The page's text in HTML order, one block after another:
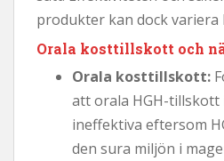
produkter kan dock
Orala kosttillskott och
Orala kosttillskott:
att orala HGH-tillskott
ineffektiva eftersom
den sura miljön i